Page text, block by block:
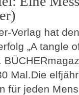
Verlag hat
„A tangle
Mal.Die
für jeden